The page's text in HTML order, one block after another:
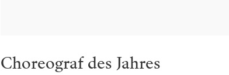
Choreograf des Jahres